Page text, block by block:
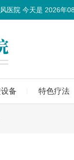
医院 今天是 2026年
备 特色疗法